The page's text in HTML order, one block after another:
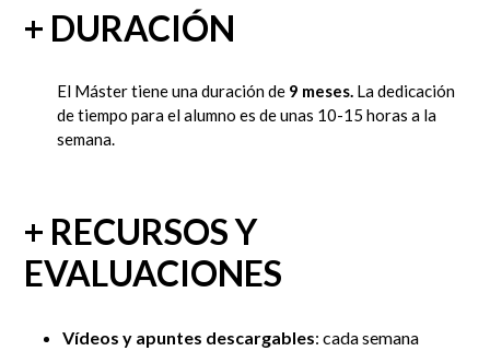
+ DURACIÓN
El Máster tiene una duración de 9 meses. La dedicación
de tiempo para el alumno es de unas 10-15 horas a la
semana.
+ RECURSOS Y
EVALUACIONES
Vídeos y apuntes descargables: cada semana